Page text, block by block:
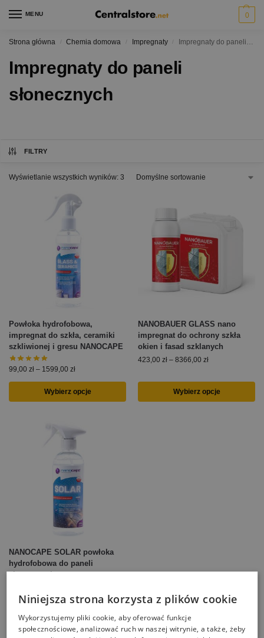
MENU 0
Strona główna / Chemia domowa / Impregnaty Impregnaty do paneli słonecznych
Impregnaty do paneli
słonecznych
FILTRY
Wyświetlanie wszystkich wyników: 3
Powłoka hydrofobowa,
impregnat do szkła, ceramiki
szkliwionej i gresu NANOCAPE
99,00 zł – 1599,00 zł
Wybierz opcje
NANOBAUER GLASS nano
impregnat do ochrony szkła
okien i fasad szklanych
423,00 zł – 8366,00 zł
Wybierz opcje
NANOCAPE SOLAR powłoka
hydrofobowa do paneli
słonecznych
Niniejsza strona korzysta z plików cookie
Wykorzystujemy pliki cookie, aby oferować funkcje
społecznościowe, analizować ruch w naszej witrynie, a także, żeby